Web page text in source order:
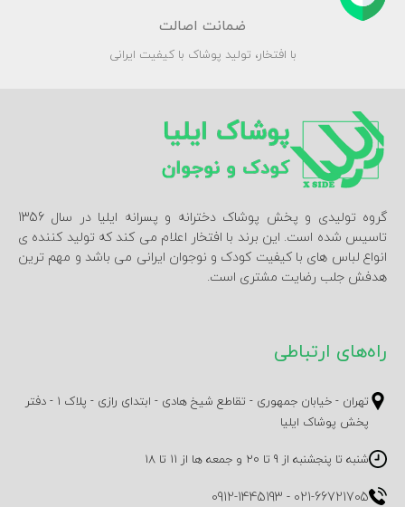
ضمانت اصالت
با افتخار، تولید پوشاک با کیفیت ایرانی
گروه تولیدی و پخش پوشاک دخترانه و پسرانه ایلیا در سال 1356
تاسیس شده است. این برند با افتخار اعلام می کند که تولید کننده ی
انواع لباس های با کیفیت کودک و نوجوان ایرانی می باشد و مهم ترین
هدفش جلب رضایت مشتری است.
راه‌های ارتباطی
تهران - خیابان جمهوری - تقاطع شیخ هادی - ابتدای رازی - پلاک 1 - دفتر
پخش پوشاک ایلیا
شنبه تا پنجشنبه از 9 تا 20 و جمعه ها از 11 تا 18
021-66721705
-
0912-1445193